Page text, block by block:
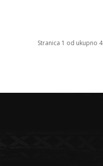
Stranica 1 od ukupno 4